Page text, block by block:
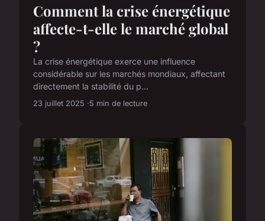
Comment la crise énergétique
affecte-t-elle le marché global
?
La crise énergétique exerce une influence
considérable sur les marchés mondiaux, affectant
directement la stabilité du p...
23 juillet 2025 5 min de lecture